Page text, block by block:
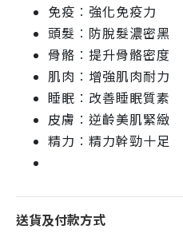
免疫︰強化免疫力
頭髮︰防脫髮濃密黑
骨骼︰提升骨骼密度
肌肉︰增強肌肉耐力
睡眠︰改善睡眠質素
皮膚︰逆齡美肌緊緻
精力︰精力幹勁十足
送貨及付款方式